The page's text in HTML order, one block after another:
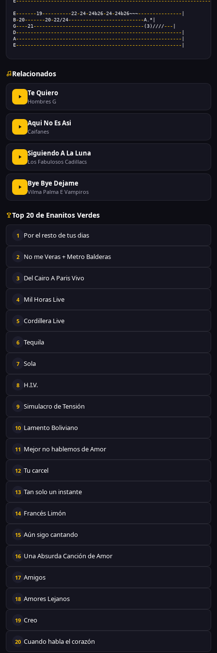
E-------19----------22-24-24b26-24-24b26~~~---------------
B-20-------20-22/24--------------------------A.*|
G----21 -------------------------------------- (3)////---
D---------------------------------------------------------
A---------------------------------------------------------
E---------------------------------------------------------
Relacionados
Te Quiero
Hombres G
Aqui No Es Asi
Caifanes
Siguiendo A La Luna
Los Fabulosos Cadillacs
Bye Bye Dejame
Vilma Palma E Vampiros
Top 20 de Enanitos Verdes
1 Por el resto de tus dias
2 No me Veras + Metro Balderas
3 Del Cairo A Paris Vivo
4 Mil Horas Live
5 Cordillera Live
6 Tequila
7 Sola
8 H.I.V.
9 Simulacro de Tensión
10 Lamento Boliviano
11 Mejor no hablemos de Amor
12 Tu carcel
13 Tan solo un instante
14 Francés Limón
15 Aún sigo cantando
16 Una Absurda Canción de Amor
17 Amigos
18 Amores Lejanos
19 Creo
20 Cuando habla el corazón